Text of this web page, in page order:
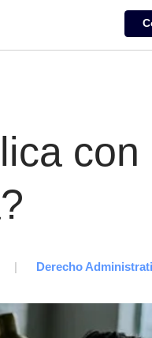
con
| Derecho